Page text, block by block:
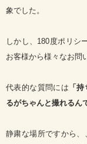
象でした。
しかし、180度ポリシ
お客様から様々なお問
代表的な質問には 「
るがちゃんと撮れるん
静粛な場所ですから